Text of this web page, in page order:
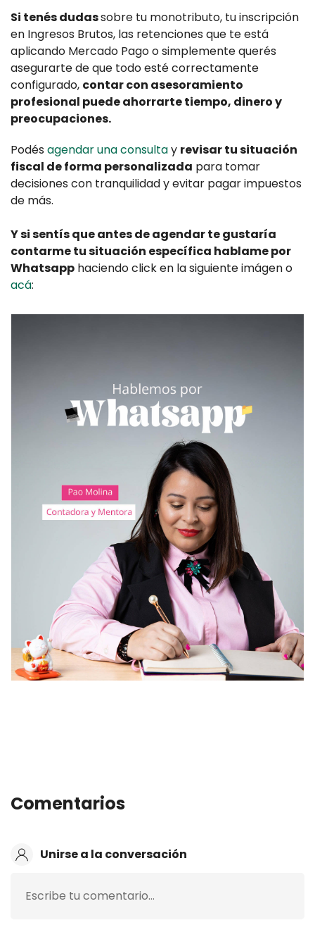
Si tenés dudassobre tu monotributo, tu inscripción
en Ingresos Brutos, las retenciones que te está
aplicando Mercado Pago o simplemente querés
asegurarte de que todo esté correctamente
configurado, contar con asesoramiento
profesional puede ahorrarte tiempo, dinero y
preocupaciones.
Podés agendar una consultay revisar tu situación
fiscal de forma personalizada para tomar
decisiones con tranquilidad y evitar pagar impuestos
de más.
Y si sentís que antes de agendar te gustaría
contarme tu situación específica hablame por
Whatsapp haciendo click en la siguiente imágen o
acá:
Comentarios
Unirse a la conversación
Escribe tu comentario…